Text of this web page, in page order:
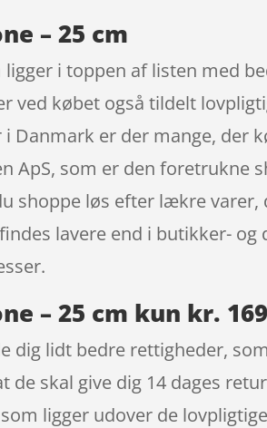
– 25 cm
ligger i toppen af listen med
ved købet også tildelt
Danmark er der mange, der
ApS, som er den foretrukne
shoppe løs efter lækre
lavere end i butikker-
– 25 cm kun kr.
dig lidt bedre rettigheder,
skal give dig 14 dages
ligger udover de